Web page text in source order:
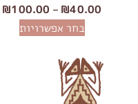
₪40.00
–
₪100.00
בחר אפשרויות